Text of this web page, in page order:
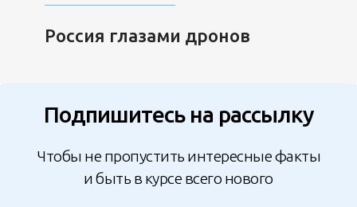
Россия глазами дронов
Подпишитесь на рассылку
Чтобы не пропустить интересные факты
и быть в курсе всего нового